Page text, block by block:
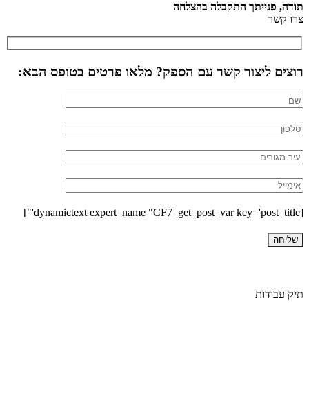
תודה, פנייתך התקבלה בהצלחה
צרו קשר
רוצים ליצור קשר עם הספק? מלאו פרטים בטופס הבא:
[dynamictext expert_name "CF7_get_post_var key='post_title'"]
תיק עבודות